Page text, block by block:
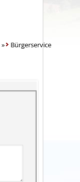
»
Bürgerservice